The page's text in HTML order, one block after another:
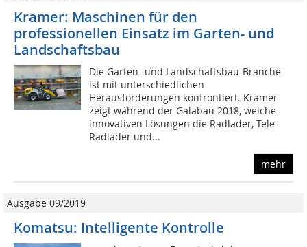
Kramer: Maschinen für den
professionellen Einsatz im Garten- und
Landschaftsbau
Die Garten- und Landschaftsbau-Branche
ist mit unterschiedlichen
Herausforderungen konfrontiert. Kramer
zeigt während der Galabau 2018, welche
innovativen Lösungen die Radlader, Tele-
Radlader und...
mehr
Ausgabe 09/2019
Komatsu: Intelligente Kontrolle